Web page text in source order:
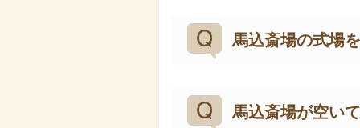
馬込斎場の式場
馬込斎場が空い